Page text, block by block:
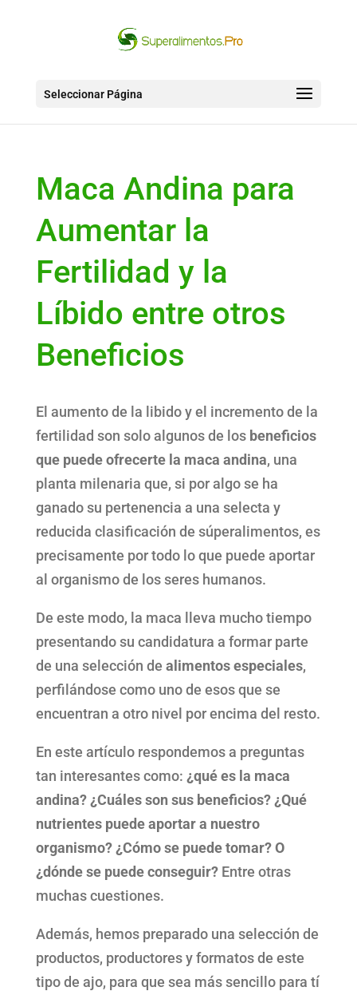
Seleccionar Página
Maca Andina para
Aumentar la
Fertilidad y la
Líbido entre otros
Beneficios
El aumento de la libido y el incremento de la
fertilidad son solo algunos de los beneficios
que puede ofrecerte la maca andina, una
planta milenaria que, si por algo se ha
ganado su pertenencia a una selecta y
reducida clasificación de súperalimentos, es
precisamente por todo lo que puede aportar
al organismo de los seres humanos.
De este modo, la maca lleva mucho tiempo
presentando su candidatura a formar parte
de una selección de alimentos especiales,
perfilándose como uno de esos que se
encuentran a otro nivel por encima del resto.
En este artículo respondemos a preguntas
tan interesantes como: ¿qué es la maca
andina? ¿Cuáles son sus beneficios? ¿Qué
nutrientes puede aportar a nuestro
organismo? ¿Cómo se puede tomar? O
¿dónde se puede conseguir?Entre otras
muchas cuestiones.
Además, hemos preparado una selección de
productos, productores y formatos de este
tipo de ajo, para que sea más sencillo para tí